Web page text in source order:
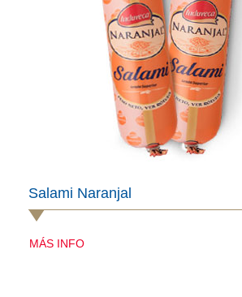
Salami Naranjal
MÁS INFO